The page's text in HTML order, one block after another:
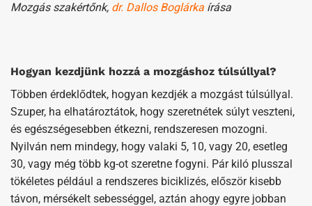
Mozgás szakértőnk, dr. Dallos Boglárka írása
Hogyan kezdjünk hozzá a mozgáshoz túlsúllyal?
Többen érdeklődtek, hogyan kezdjék a mozgást túlsúllyal.
Szuper, ha elhatároztátok, hogy szeretnétek súlyt veszteni,
és egészségesebben étkezni, rendszeresen mozogni.
Nyilván nem mindegy, hogy valaki 5, 10, vagy 20, esetleg
30, vagy még több kg-ot szeretne fogyni. Pár kiló plusszal
tökéletes például a rendszeres biciklizés, először kisebb
távon, mérsékelt sebességgel, aztán ahogy egyre jobban